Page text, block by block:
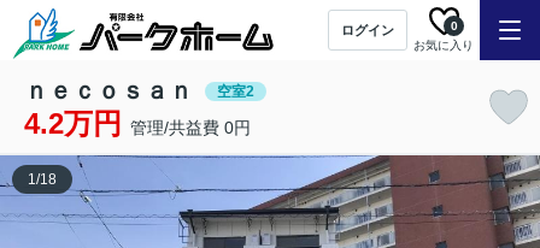
ログイン
お気に入り
0
ｎｅｃｏｓａｎ 空室2
4.2万円 管理/共益費 0円
1/18